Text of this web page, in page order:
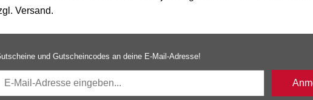
Versand.
und Gutscheincodes an deine E-Mail-Adresse!